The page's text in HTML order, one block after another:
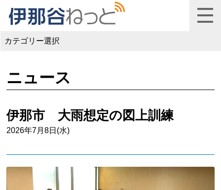
カテゴリー選択
ニュース
伊那市 大雨想定の図上訓練
2026年7月8日(水)